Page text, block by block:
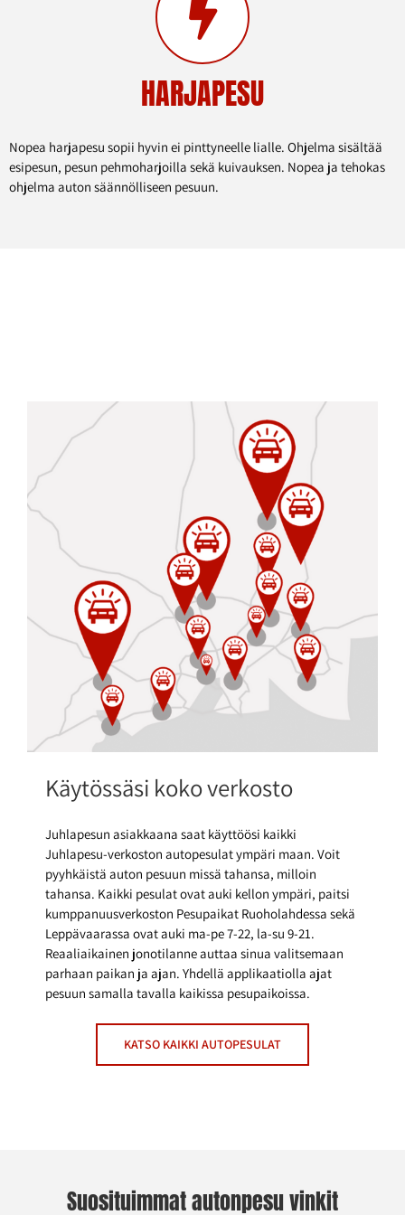
HARJAPESU
Nopea harjapesu sopii hyvin ei pinttyneelle lialle. Ohjelma sisältää
esipesun, pesun pehmoharjoilla sekä kuivauksen. Nopea ja tehokas
ohjelma auton säännölliseen pesuun.
Käytössäsi koko verkosto
Juhlapesun asiakkaana saat käyttöösi kaikki
Juhlapesu-verkoston autopesulat ympäri maan. Voit
pyyhkäistä auton pesuun missä tahansa, milloin
tahansa. Kaikki pesulat ovat auki kellon ympäri, paitsi
kumppanuusverkoston Pesupaikat Ruoholahdessa sekä
Leppävaarassa ovat auki ma-pe 7-22, la-su 9-21.
Reaaliaikainen jonotilanne auttaa sinua valitsemaan
parhaan paikan ja ajan. Yhdellä applikaatiolla ajat
pesuun samalla tavalla kaikissa pesupaikoissa.
KATSO KAIKKI AUTOPESULAT
Suosituimmat autonpesu vinkit